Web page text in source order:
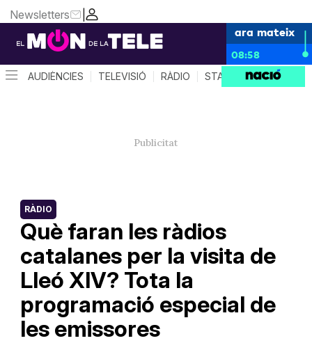
|
Newsletters
ara mateix
08:58
AUDIÈNCIES TELEVISIÓ RÀDIO STAR SYSTEM
Què faran les ràdios
catalanes per la visita de
Lleó XIV? Tota la
programació especial de
les emissores
RÀDIO